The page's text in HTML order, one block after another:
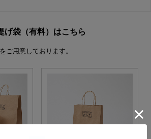
げ袋（有料）はこちら
ご用意しております。